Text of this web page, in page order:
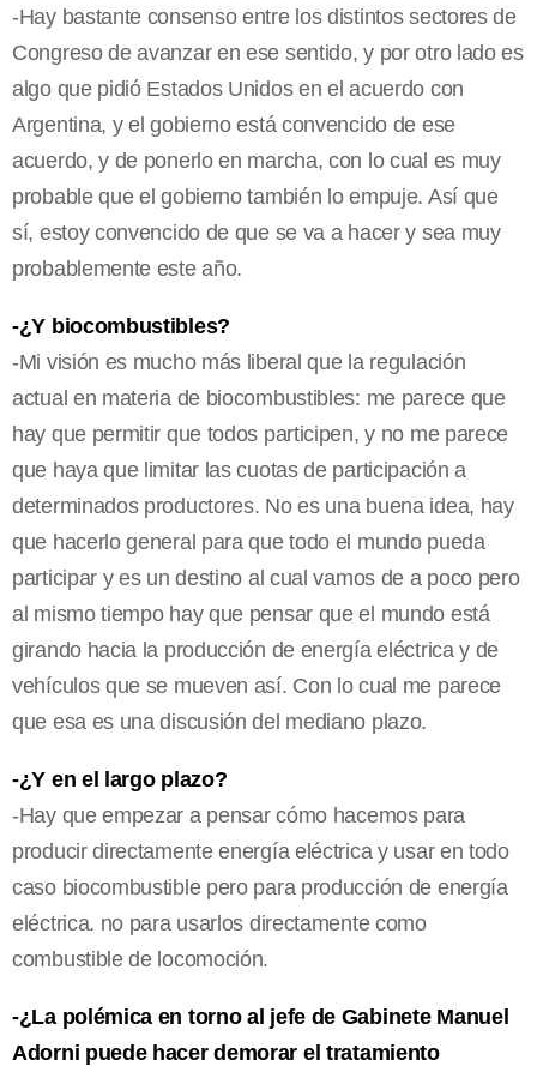
-Hay bastante consenso entre los distintos sectores de
Congreso de avanzar en ese sentido, y por otro lado es
algo que pidió Estados Unidos en el acuerdo con
Argentina, y el gobierno está convencido de ese
acuerdo, y de ponerlo en marcha, con lo cual es muy
probable que el gobierno también lo empuje. Así que
sí, estoy convencido de que se va a hacer y sea muy
probablemente este año.
-¿Y biocombustibles?
-Mi visión es mucho más liberal que la regulación
actual en materia de biocombustibles: me parece que
hay que permitir que todos participen, y no me parece
que haya que limitar las cuotas de participación a
determinados productores. No es una buena idea, hay
que hacerlo general para que todo el mundo pueda
participar y es un destino al cual vamos de a poco pero
al mismo tiempo hay que pensar que el mundo está
girando hacia la producción de energía eléctrica y de
vehículos que se mueven así. Con lo cual me parece
que esa es una discusión del mediano plazo.
-¿Y en el largo plazo?
-Hay que empezar a pensar cómo hacemos para
producir directamente energía eléctrica y usar en todo
caso biocombustible pero para producción de energía
eléctrica. no para usarlos directamente como
combustible de locomoción.
-¿La polémica en torno al jefe de Gabinete Manuel
Adorni puede hacer demorar el tratamiento